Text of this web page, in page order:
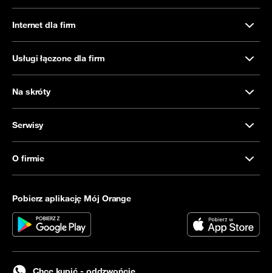
Internet dla firm
Usługi łączone dla firm
Na skróty
Serwisy
O firmie
Pobierz aplikację Mój Orange